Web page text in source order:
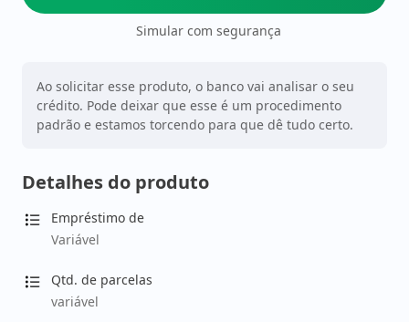
Simular com segurança
Ao solicitar esse produto, o banco vai analisar o seu
crédito. Pode deixar que esse é um procedimento
padrão e estamos torcendo para que dê tudo certo.
Detalhes do produto
Empréstimo de
Variável
Qtd. de parcelas
variável